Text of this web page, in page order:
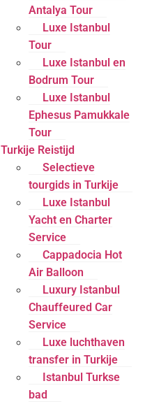
Antalya Tour
Luxe Istanbul
Tour
Luxe Istanbul en
Bodrum Tour
Luxe Istanbul
Ephesus Pamukkale
Tour
Turkije Reistijd
Selectieve
tourgids in Turkije
Luxe Istanbul
Yacht en Charter
Service
Cappadocia Hot
Air Balloon
Luxury Istanbul
Chauffeured Car
Service
Luxe luchthaven
transfer in Turkije
Istanbul Turkse
bad